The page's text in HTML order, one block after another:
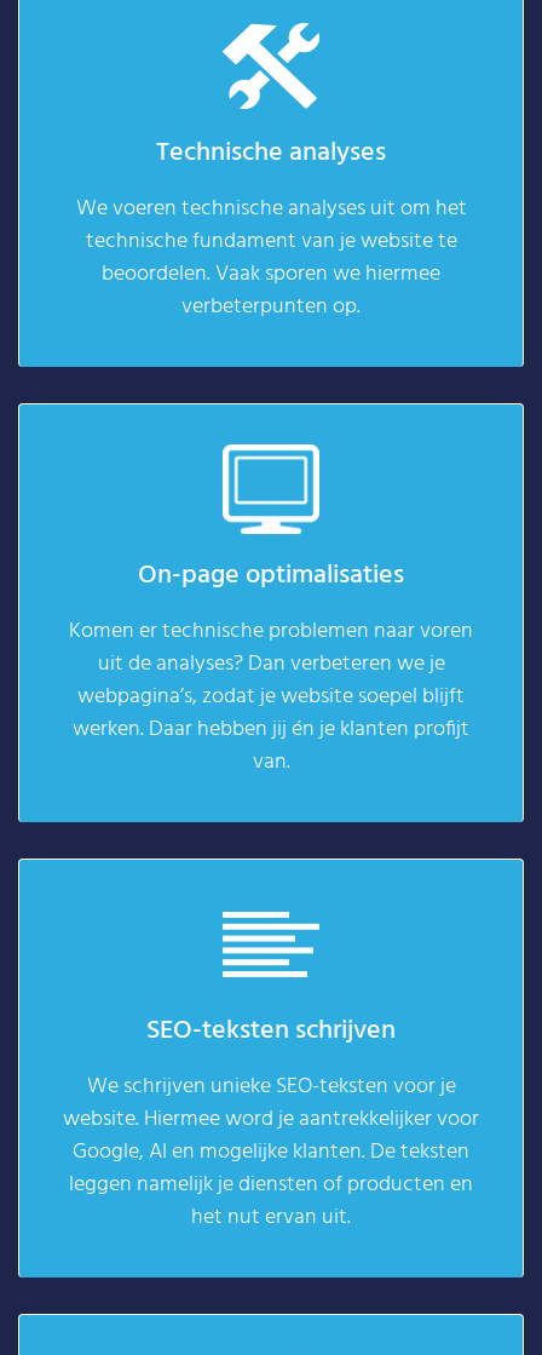
Technische analyses
We voeren technische analyses uit om het
technische fundament van je website te
beoordelen. Vaak sporen we hiermee
verbeterpunten op.
On-page optimalisaties
Komen er technische problemen naar voren
uit de analyses? Dan verbeteren we je
webpagina’s, zodat je website soepel blijft
werken. Daar hebben jij én je klanten profijt
van.
SEO-teksten schrijven
We schrijven unieke SEO-teksten voor je
website. Hiermee word je aantrekkelijker voor
Google, AI en mogelijke klanten. De teksten
leggen namelijk je diensten of producten en
het nut ervan uit.